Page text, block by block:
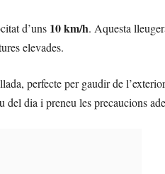
d’uns 10 km/h. Aquesta
elevades.
perfecte per gaudir de
dia i preneu les precaucions